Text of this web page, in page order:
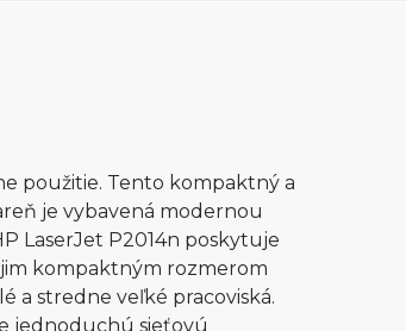
použitie. Tento kompaktný a
je vybavená modernou
LaserJet P2014n poskytuje
kompaktným rozmerom
a stredne veľké pracoviská.
jednoduchú sieťovú